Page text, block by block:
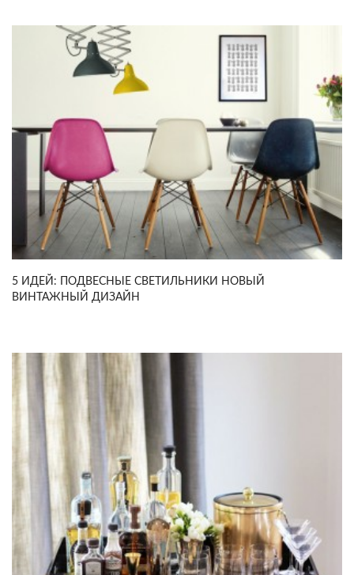
5 ИДЕЙ: ПОДВЕСНЫЕ СВЕТИЛЬНИКИ НОВЫЙ
ВИНТАЖНЫЙ ДИЗАЙН